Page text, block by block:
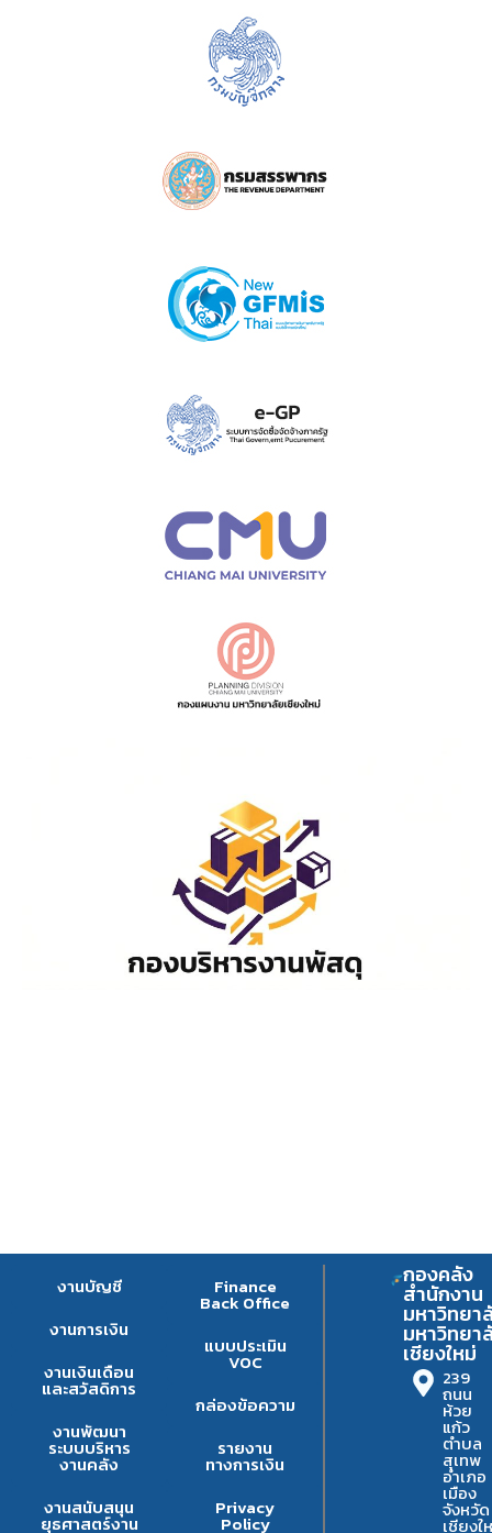
งานบัญชี
งานการเงิน
งานเงินเดือน
และสวัสดิการ
งานพัฒนา
ระบบบริหาร
งานคลัง
งานสนับสนุน
ยุธศาสตร์งาน
Finance
Back Office
แบบประเมิน
VOC
กล่องข้อความ
รายงาน
ทางการเงิน
Privacy
Policy
กองคลัง
สำนักงาน
มหาวิทยา
มหาวิทยา
เชียงใหม่
239
ถนน
ห้วย
แก้ว
ตำบล
สุเทพ
อำเภอ
เมือง
จังหวัด
เชียงใ